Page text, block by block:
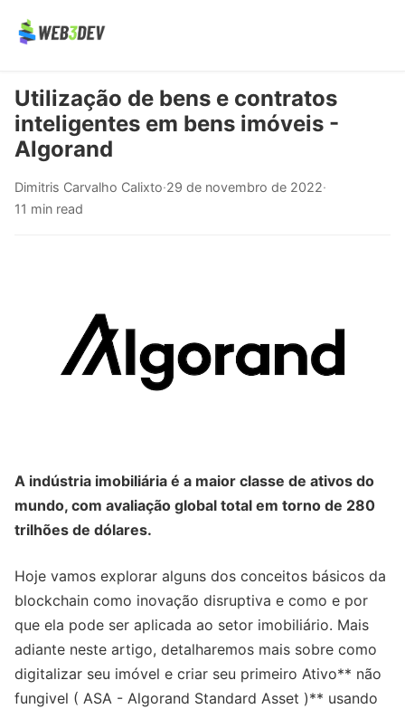
Utilização de bens e contratos
inteligentes em bens imóveis -
Algorand
Dimitris Carvalho Calixto·29 de novembro de 2022·
11 min read
A indústria imobiliária é a maior classe de ativos do
mundo, com avaliação global total em torno de 280
trilhões de dólares.
Hoje vamos explorar alguns dos conceitos básicos da
blockchain como inovação disruptiva e como e por
que ela pode ser aplicada ao setor imobiliário. Mais
adiante neste artigo, detalharemos mais sobre como
digitalizar seu imóvel e criar seu primeiro Ativo** não
fungivel ( ASA - Algorand Standard Asset )** usando